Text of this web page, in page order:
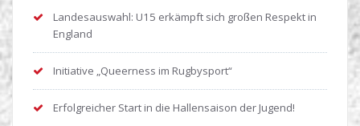
Landesauswahl: U15 erkämpft sich großen Respekt in
England
Initiative „Queerness im Rugbysport“
Erfolgreicher Start in die Hallensaison der Jugend!